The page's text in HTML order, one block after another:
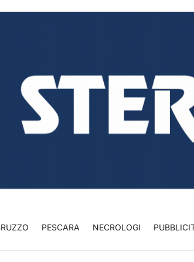
PESCARA NECROLOGI